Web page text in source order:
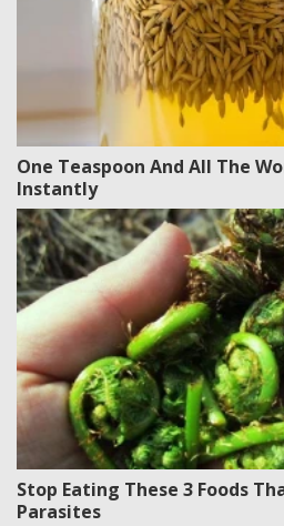
One Teaspoon And All The
Instantly
Stop Eating These 3 Foods
Parasites